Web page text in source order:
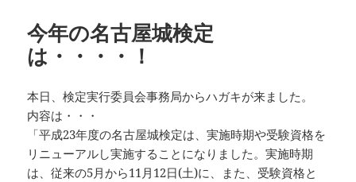
今年の名古屋城検定
は・・・・！
本日、検定実行委員会事務局からハガキが来ました。
内容は・・・
「平成23年度の名古屋城検定は、実施時期や受験資格を
リニューアルし実施することになりました。実施時期
は、従来の5月から11月12日(土)に、また、受験資格と